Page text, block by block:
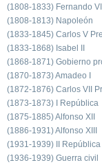
(1808-1833) Fernando VII
(1808-1813) Napoleón
(1833-1845) Carlos V
(1833-1868) Isabel II
(1868-1871) Gobierno
(1870-1873) Amadeo I
(1872-1876) Carlos VII
(1873-1873) I República
(1875-1885) Alfonso XII
(1886-1931) Alfonso XIII
(1931-1939) II República
(1936-1939) Guerra civil